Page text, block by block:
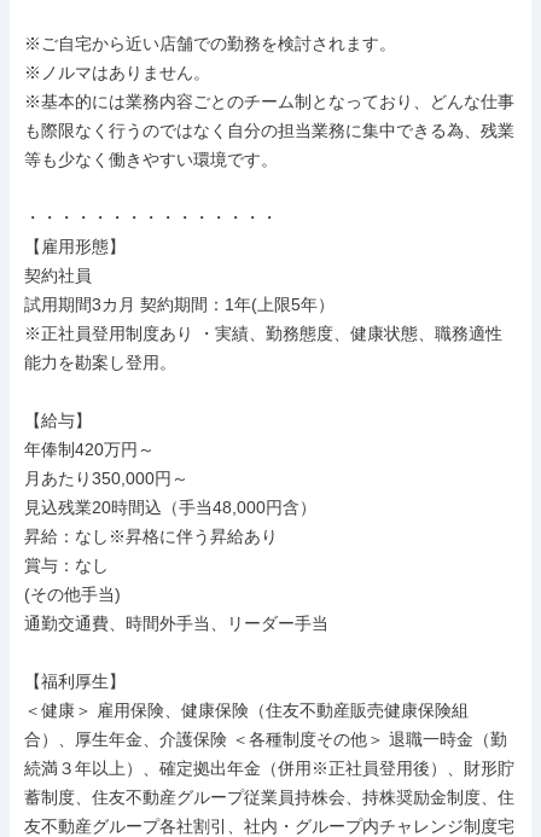
※ご自宅から近い店舗での勤務を検討されます。
※ノルマはありません。
※基本的には業務内容ごとのチーム制となっており、どんな仕事
も際限なく行うのではなく自分の担当業務に集中できる為、残業
等も少なく働きやすい環境です。
・・・・・・・・・・・・・・・
【雇用形態】
契約社員
試用期間3カ月 契約期間：1年(上限5年）
※正社員登用制度あり ・実績、勤務態度、健康状態、職務適性
能力を勘案し登用。
【給与】
年俸制420万円～
月あたり350,000円～
見込残業20時間込（手当48,000円含）
昇給：なし※昇格に伴う昇給あり
賞与：なし
(その他手当)
通勤交通費、時間外手当、リーダー手当
【福利厚生】
＜健康＞ 雇用保険、健康保険（住友不動産販売健康保険組
合）、厚生年金、介護保険 ＜各種制度その他＞ 退職一時金（勤
続満３年以上）、確定拠出年金（併用※正社員登用後）、財形貯
蓄制度、住友不動産グループ従業員持株会、持株奨励金制度、住
友不動産グループ各社割引、社内・グループ内チャレンジ制度宅